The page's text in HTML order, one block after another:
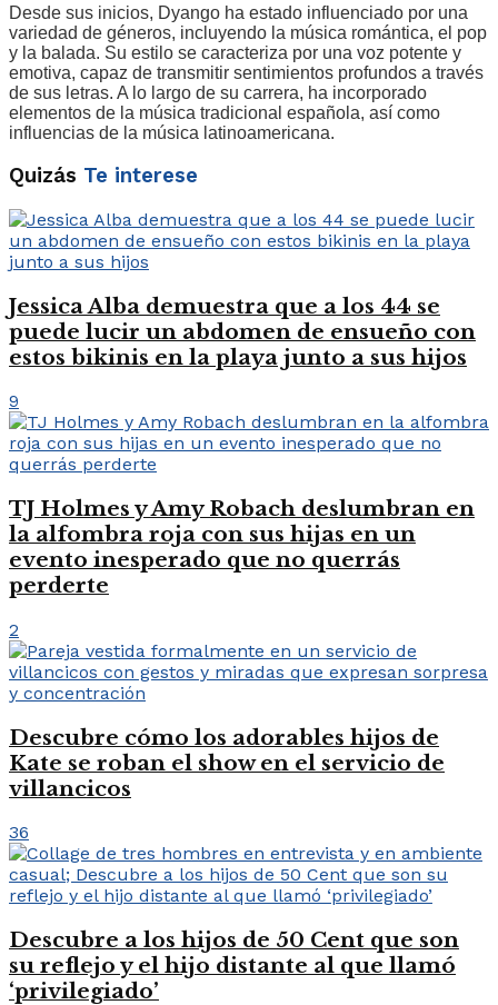
Desde sus inicios, Dyango ha estado influenciado por una
variedad de géneros, incluyendo la música romántica, el pop
y la balada. Su estilo se caracteriza por una voz potente y
emotiva, capaz de transmitir sentimientos profundos a través
de sus letras. A lo largo de su carrera, ha incorporado
elementos de la música tradicional española, así como
influencias de la música latinoamericana.
Quizás Te interese
Jessica Alba demuestra que a los 44 se
puede lucir un abdomen de ensueño con
estos bikinis en la playa junto a sus hijos
9
TJ Holmes y Amy Robach deslumbran en
la alfombra roja con sus hijas en un
evento inesperado que no querrás
perderte
2
Descubre cómo los adorables hijos de
Kate se roban el show en el servicio de
villancicos
36
Descubre a los hijos de 50 Cent que son
su reflejo y el hijo distante al que llamó
‘privilegiado’